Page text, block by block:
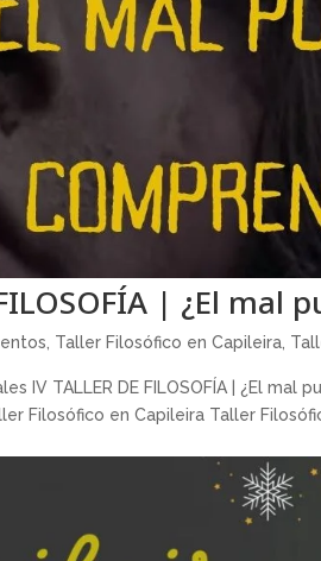
| ¿El mal
, Taller Filosófico en Capileira,
IV TALLER DE FILOSOFÍA | ¿El
Filosófico en Capileira Taller